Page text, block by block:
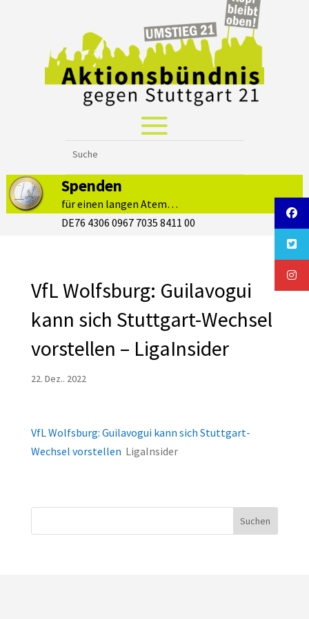
Spenden
für einen langen Atem…
DE76 4306 0967 7035 8411 00
VfL Wolfsburg: Guilavogui
kann sich Stuttgart-Wechsel
vorstellen – LigaInsider
22. Dez.. 2022
VfL Wolfsburg: Guilavogui kann sich Stuttgart-
Wechsel vorstellen LigaInsider
Suchen